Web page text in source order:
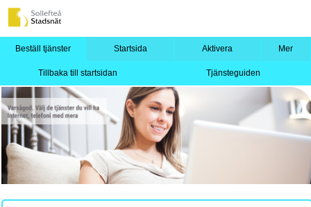
Beställ tjänster Startsida Aktivera Mer
Tillbaka till startsidan Tjänsteguiden